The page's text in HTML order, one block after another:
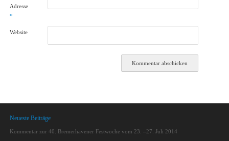
Adresse
*
Website
Neueste Beiträge
Kommentar zur 40. Bremerhavener Festwoche vom 23. –27. Juli 2014